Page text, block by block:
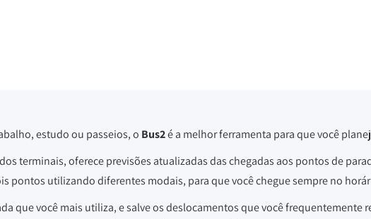
estudo ou passeios, o Bus2é a melhor ferramenta para que você
terminais, oferece previsões atualizadas das chegadas aos pontos de
pontos utilizando diferentes modais, para que você chegue sempre no
que você mais utiliza, e salve os deslocamentos que você frequentemente